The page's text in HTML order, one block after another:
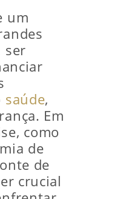
um
ser
saúde,
Em
como
de
de
crucial